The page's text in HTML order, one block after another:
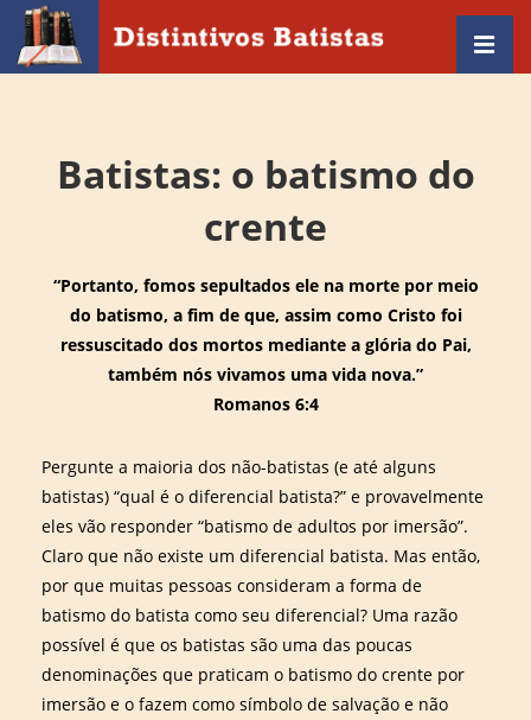
para
PrincipalBatistas: o batismo do
crente
“Portanto, fomos sepultados ele na morte por meio
do batismo, a fim de que, assim como Cristo foi
ressuscitado dos mortos mediante a glória do Pai,
também nós vivamos uma vida nova.”
Romanos 6:4
Pergunte a maioria dos não-batistas (e até alguns
batistas) “qual é o diferencial batista?” e provavelmente
eles vão responder “batismo de adultos por imersão”.
Claro que não existe um diferencial batista. Mas então,
por que muitas pessoas consideram a forma de
batismo do batista como seu diferencial? Uma razão
possível é que os batistas são uma das poucas
denominações que praticam o batismo do crente por
imersão e o fazem como símbolo de salvação e não